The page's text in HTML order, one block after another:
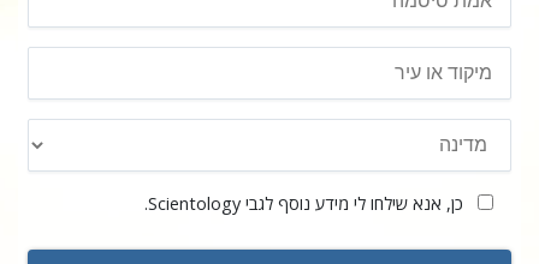
כן, אנא שילחו לי מידע נוסף לגבי Scientology.